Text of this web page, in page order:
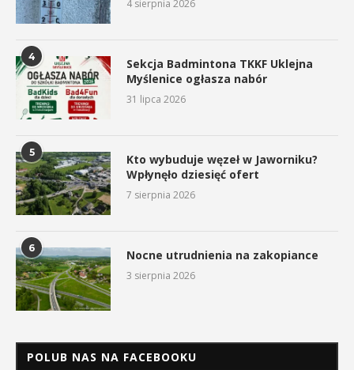
4 sierpnia 2026
4
Sekcja Badmintona TKKF Uklejna
Myślenice ogłasza nabór
31 lipca 2026
5
Kto wybuduje węzeł w Jaworniku?
Wpłynęło dziesięć ofert
7 sierpnia 2026
6 Nocne utrudnienia na zakopiance
3 sierpnia 2026
POLUB NAS NA FACEBOOKU